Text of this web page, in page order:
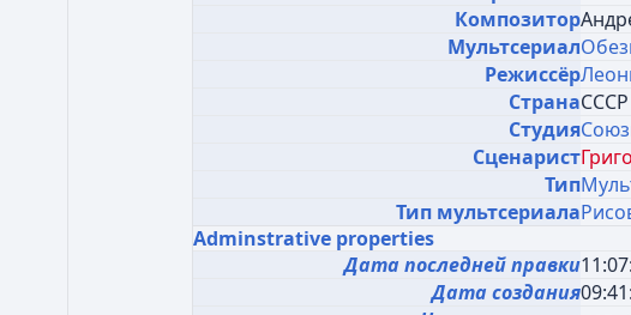
Композитор
Мультсериал
Режиссёр
СтранаСССР
Студия
Сценарист
Тип
Тип мультсериала
Adminstrative properties
Дата последней правки
Дата создания